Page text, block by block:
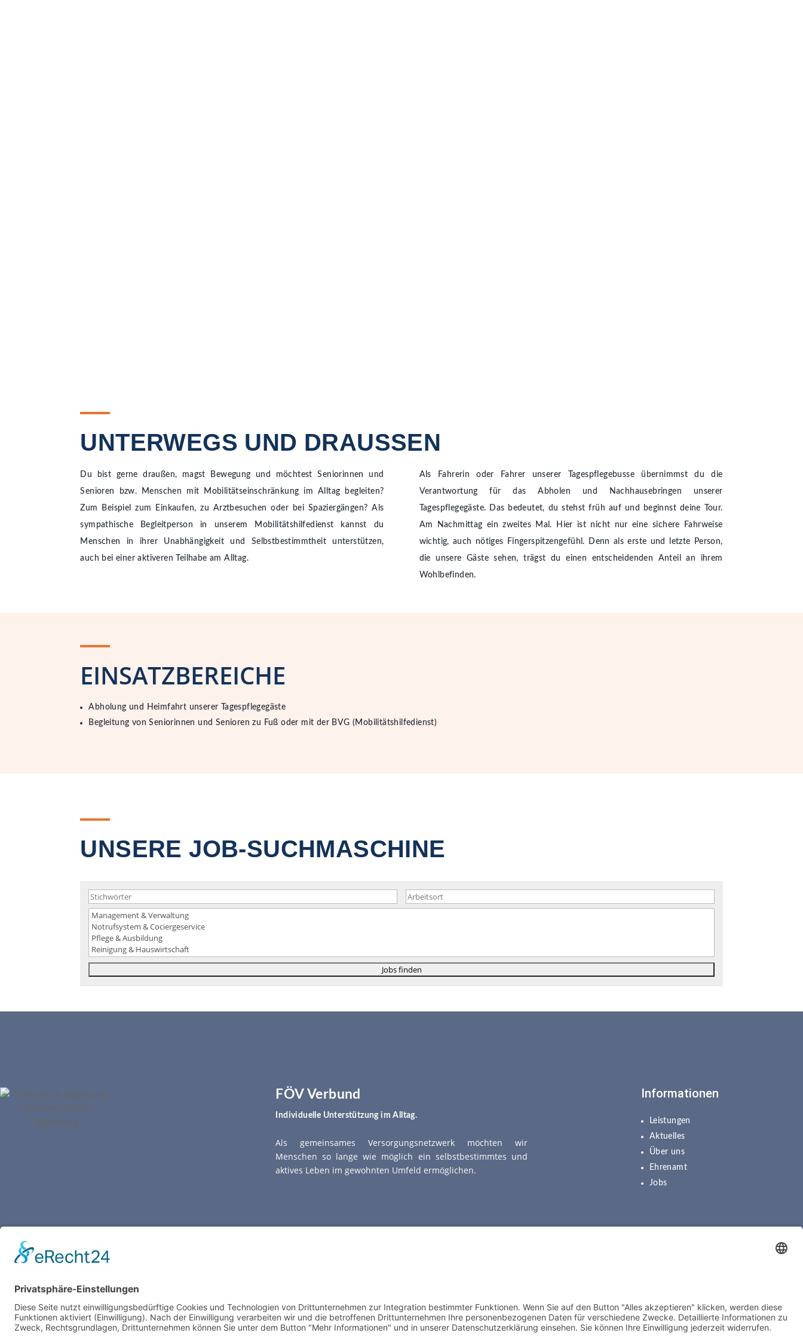
UNTERWEGS UND DRAUSSEN
Du bist gerne draußen, magst Bewegung und möchtest Seniorinnen und
Senioren bzw. Menschen mit Mobilitätseinschränkung im Alltag begleiten?
Zum Beispiel zum Einkaufen, zu Arztbesuchen oder bei Spaziergängen? Als
sympathische Begleitperson in unserem Mobilitätshilfedienst kannst du
Menschen in ihrer Unabhängigkeit und Selbstbestimmtheit unterstützen,
auch bei einer aktiveren Teilhabe am Alltag.
Als Fahrerin oder Fahrer unserer Tagespflegebusse übernimmst du die
Verantwortung für das Abholen und Nachhausebringen unserer
Tagespflegegäste. Das bedeutet, du stehst früh auf und beginnst deine Tour.
Am Nachmittag ein zweites Mal. Hier ist nicht nur eine sichere Fahrweise
wichtig, auch nötiges Fingerspitzengefühl. Denn als erste und letzte Person,
die unsere Gäste sehen, trägst du einen entscheidenden Anteil an ihrem
Wohlbefinden.
EINSATZBEREICHE
Abholung und Heimfahrt unserer Tagespflegegäste
Begleitung von Seniorinnen und Senioren zu Fuß oder mit der BVG ( Mobilitätshilfedienst)
UNSERE JOB-SUCHMASCHINE
FÖV Verbund
Individuelle Unterstützung im Alltag.
Als gemeinsames Versorgungsnetzwerk möchten wir
Menschen so lange wie möglich ein selbstbestimmtes und
aktives Leben im gewohnten Umfeld ermöglichen.
Informationen
Leistungen
Aktuelles
Über uns
Ehrenamt
Jobs
Bleiben Sie vernetzt
Folgen